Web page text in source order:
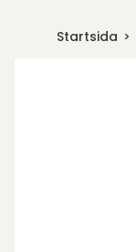
Startsida